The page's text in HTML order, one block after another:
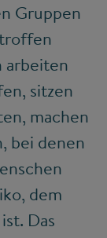
Gruppen
arbeiten
sitzen
machen
bei denen
dem
Das